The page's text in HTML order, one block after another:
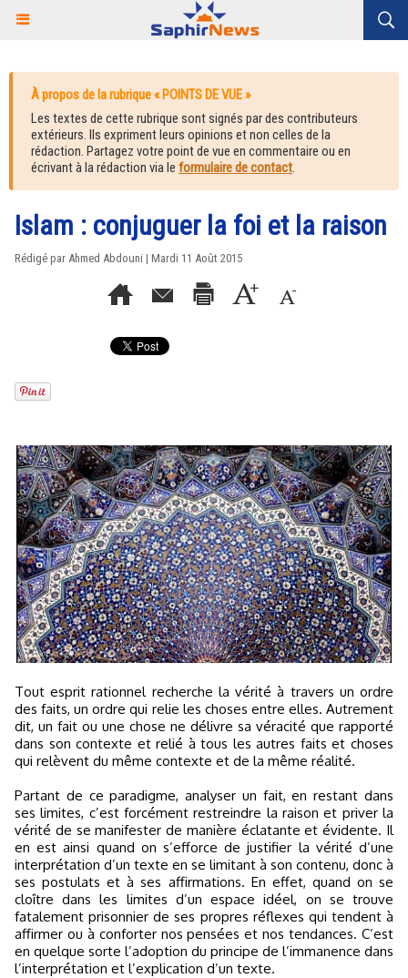
À propos de la rubrique « POINTS DE VUE »
Les textes de cette rubrique sont signés par des contributeurs
extérieurs. Ils expriment leurs opinions et non celles de la
rédaction. Partagez votre point de vue en commentaire ou en
écrivant à la rédaction via le formulaire de contact.
Islam : conjuguer la foi et la raison
Rédigé par Ahmed Abdouni | Mardi 11 Août 2015
Tout esprit rationnel recherche la vérité à travers un ordre
des faits, un ordre qui relie les choses entre elles. Autrement
dit, un fait ou une chose ne délivre sa véracité que rapporté
dans son contexte et relié à tous les autres faits et choses
qui relèvent du même contexte et de la même réalité.
Partant de ce paradigme, analyser un fait, en restant dans
ses limites, c’est forcément restreindre la raison et priver la
vérité de se manifester de manière éclatante et évidente. Il
en est ainsi quand on s’efforce de justifier la vérité d’une
interprétation d’un texte en se limitant à son contenu, donc à
ses postulats et à ses affirmations. En effet, quand on se
cloître dans les limites d’un espace idéel, on se trouve
fatalement prisonnier de ses propres réflexes qui tendent à
affirmer ou à conforter nos pensées et nos tendances. C’est
en quelque sorte l’adoption du principe de l’immanence dans
l’interprétation et l’explication d’un texte.